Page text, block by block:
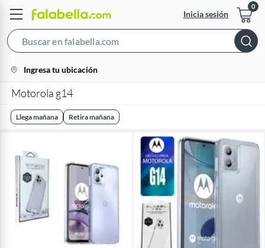
Inicia sesión
Bar
location-
icon
Ingresa tu ubicación
Motorola g14
Llega mañana Retira mañana